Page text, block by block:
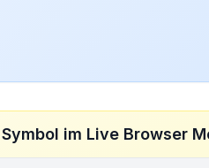
im Live Browser